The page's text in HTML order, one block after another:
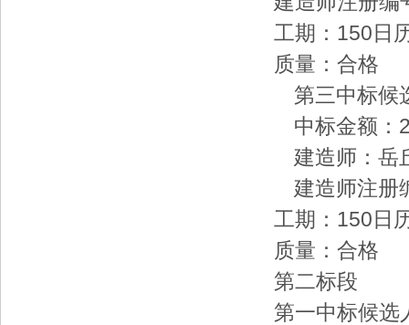
工期：150日
质量：合格
第三中标候选
中标金额：
建造师：岳
建造师注册
工期：150日
质量：合格
第二标段
第一中标候选